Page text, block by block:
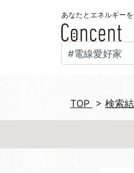
あなたとエネルギー
TOP > 検索